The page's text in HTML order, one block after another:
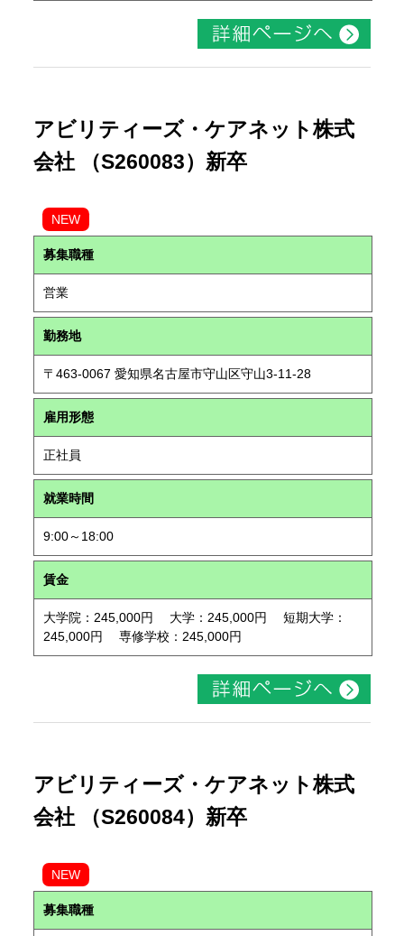
アビリティーズ・ケアネット株式
会社 （S260083）新卒
NEW
募集職種
営業
勤務地
〒463-0067 愛知県名古屋市守山区守山3-11-28
雇用形態
正社員
就業時間
9:00～18:00
賃金
大学院：245,000円 大学：245,000円 短期大学：
245,000円 専修学校：245,000円
アビリティーズ・ケアネット株式
会社 （S260084）新卒
NEW
募集職種